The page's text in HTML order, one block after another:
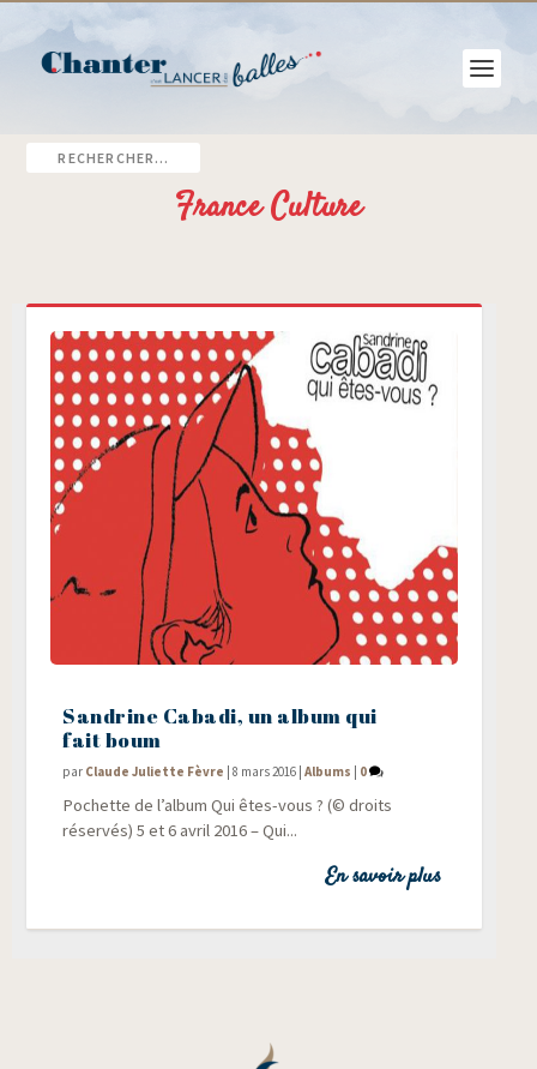
France Culture
Sandrine Cabadi, un album qui
fait boum
par Claude Juliette Fèvre |8 mars 2016 |Albums | 0
Pochette de l’al­bum Qui êtes-vous ? (© droits
réservés) 5 et 6 avril 2016 – Qui...
En savoir plus